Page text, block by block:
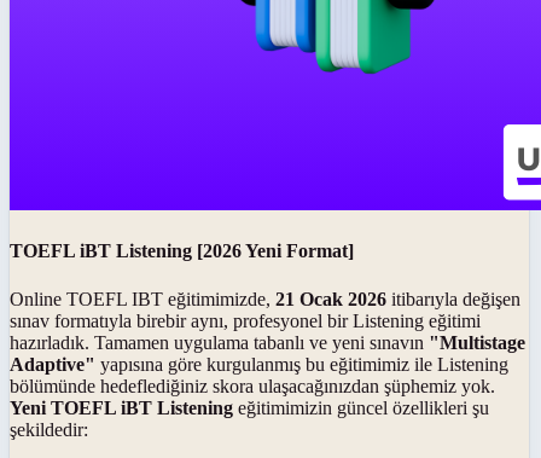
TOEFL iBT Listening [2026 Yeni Format]
Online TOEFL IBT eğitimimizde, 21 Ocak 2026 itibarıyla değişen
sınav formatıyla birebir aynı, profesyonel bir Listening eğitimi
hazırladık. Tamamen uygulama tabanlı ve yeni sınavın "Multistage
Adaptive" yapısına göre kurgulanmış bu eğitimimiz ile Listening
bölümünde hedeflediğiniz skora ulaşacağınızdan şüphemiz yok.
Yeni TOEFL iBT Listening eğitimimizin güncel özellikleri şu
şekildedir: